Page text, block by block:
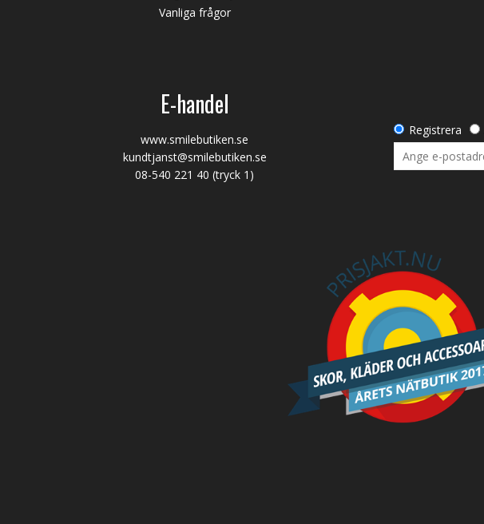
Vanliga frågor
E-handel
www.smilebutiken.se
kundtjanst@smilebutiken.se
08-540 221 40 (tryck 1)
Registrera